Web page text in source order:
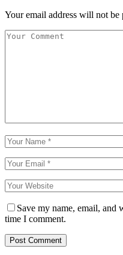
Your email address will not be
Save my name, email, and
time I comment.